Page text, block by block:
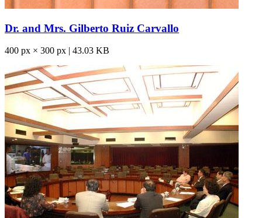
Dr. and Mrs. Gilberto Ruiz Carvallo
400 px × 300 px | 43.03 KB